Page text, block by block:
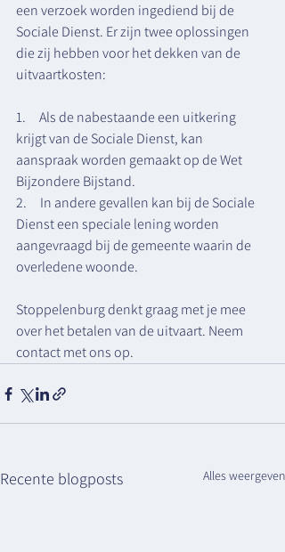
een verzoek worden ingediend bij de
Sociale Dienst. Er zijn twee oplossingen
die zij hebben voor het dekken van de
uitvaartkosten:
1.     Als de nabestaande een uitkering
krijgt van de Sociale Dienst, kan
aanspraak worden gemaakt op de Wet
Bijzondere Bijstand.
2.     In andere gevallen kan bij de Sociale
Dienst een speciale lening worden
aangevraagd bij de gemeente waarin de
overledene woonde.
Stoppelenburg denkt graag met je mee
over het betalen van de uitvaart. Neem
contact met ons op.
Recente blogposts Alles weergeven